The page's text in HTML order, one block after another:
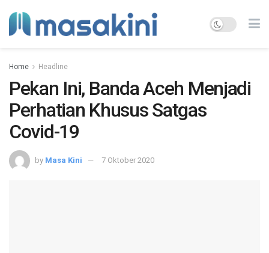
Home Headline
Pekan Ini, Banda Aceh Menjadi
Perhatian Khusus Satgas
Covid-19
by Masa Kini 7 Oktober 2020